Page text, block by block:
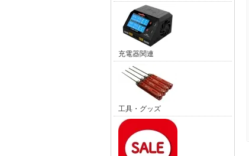
充電器関連
工具・グッズ